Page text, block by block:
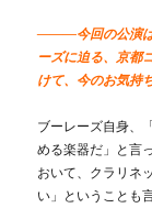
―――今回の公演は
ーズに迫る、京都
けて、今のお気持
ブーレーズ自身、
める楽器だ」と言
おいて、クラリネ
い」ということも